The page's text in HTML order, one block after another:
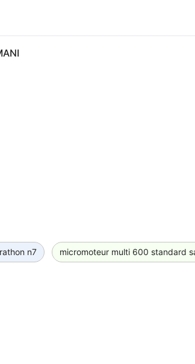
n7 micromoteur multi 600 standard